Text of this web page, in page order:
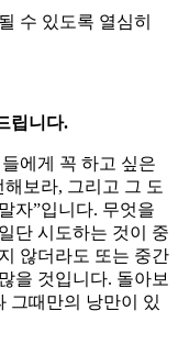
수 있도록 열심히
립니다.
에게 꼭 하고 싶은
보라, 그리고 그 도
자”입니다. 무엇을
단 시도하는 것이 중
않더라도 또는 중간
을 것입니다. 돌아보
그때만의 낭만이 있